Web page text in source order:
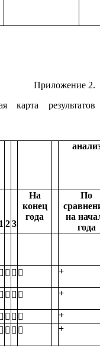
Приложение 2.
результатов
1 23
На
конец
года
По
на
года
    +
    +
   
+
    +